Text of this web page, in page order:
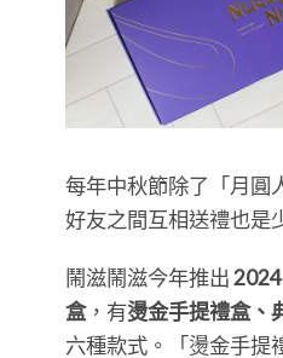
每年中秋節除了「月圓
好友之間互相送禮也是
鬧滋鬧滋今年推出
盒，有燙金手提禮盒、
六種款式。「燙金手提